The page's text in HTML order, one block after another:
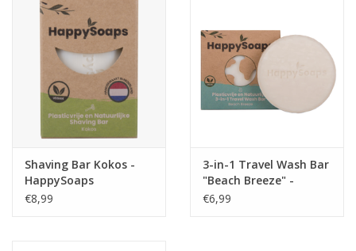
Shaving Bar Kokos -
HappySoaps
€8,99
3-in-1 Travel Wash Bar
"Beach Breeze" -
HappySoaps
€6,99